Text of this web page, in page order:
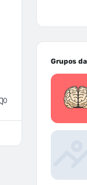
0
Grupos